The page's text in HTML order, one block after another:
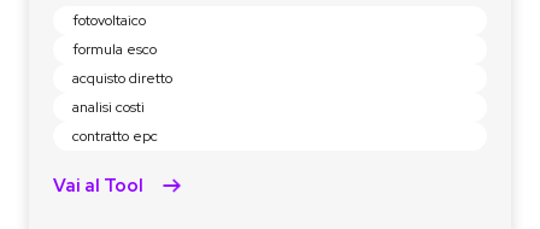
fotovoltaico
formula esco
acquisto diretto
analisi costi
contratto epc
Vai al Tool